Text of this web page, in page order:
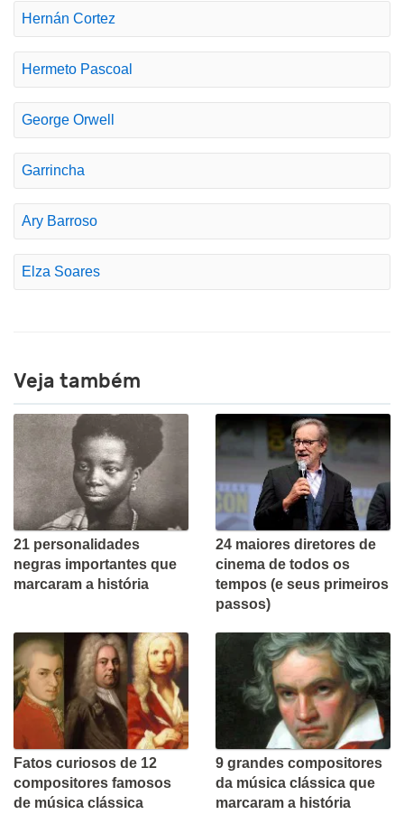
Hernán Cortez
Hermeto Pascoal
George Orwell
Garrincha
Ary Barroso
Elza Soares
Veja também
21 personalidades
negras importantes que
marcaram a história
24 maiores diretores de
cinema de todos os
tempos (e seus primeiros
passos)
Fatos curiosos de 12
compositores famosos
de música clássica
9 grandes compositores
da música clássica que
marcaram a história